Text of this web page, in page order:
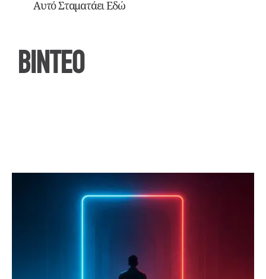
Αυτό Σταματάει Εδώ
ΒΙΝΤΕΟ